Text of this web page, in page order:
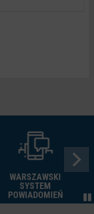
WARSZAWSKI
SYSTEM
POWIADOMIEŃ